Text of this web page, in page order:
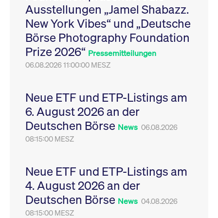
Ausstellungen „Jamel Shabazz.
New York Vibes“ und „Deutsche
Börse Photography Foundation
Prize 2026“ Pressemitteilungen
06.08.2026 11:00:00 MESZ
Neue ETF und ETP-Listings am
6. August 2026 an der
Deutschen Börse News 06.08.2026
08:15:00 MESZ
Neue ETF und ETP-Listings am
4. August 2026 an der
Deutschen Börse News 04.08.2026
08:15:00 MESZ
Leistung der Website
zu messen. Es handelt
sich um ein Muster-
Cookie, bei dem auf
das Präfix _pk_ses
eine kurze Reihe von
VISITOR_PRIVACY_METADATA
YouTube
.youtube.com
6
Monate
Dieses Cookie dient
Speicherung der
Einwilligungs- und
des Nutzers für ihre
Interaktion mit der
Sitzungen geehrt